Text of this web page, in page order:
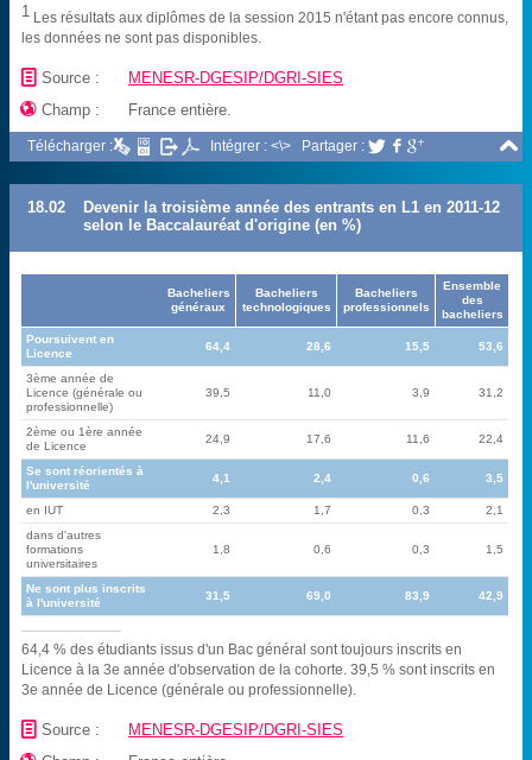
1 Les résultats aux diplômes de la session 2015 n'étant pas encore connus,
les données ne sont pas disponibles.
📄 Source : MENESR-DGESIP/DGRI-SIES
 Champ : France entière.

Télécharger : Intégrer : <\> Partager :   
18.02
Devenir la troisième année des entrants en L1 en 2011-12
selon le Baccalauréat d'origine (en %)
Bacheliers
généraux
Bacheliers
technologiques
Bacheliers
professionnels
Ensemble
des
bacheliers
Poursuivent en
Licence
64,4 28,6 15,5 53,6
3ème année de
Licence (générale ou
professionnelle)
39,5 11,0 3,9 31,2
2ème ou 1ère année
de Licence
24,9 17,6 11,6 22,4
Se sont réorientés à
l'université
4,1 2,4 0,6 3,5
en IUT 2,3 1,7 0,3
2,1
dans d'autres
formations
universitaires
1,8 0,6 0,3 1,5
Ne sont plus inscrits
à l'université
31,5 69,0 83,9 42,9
64,4 % des étudiants issus d'un Bac général sont toujours inscrits en
Licence à la 3e année d'observation de la cohorte. 39,5 % sont inscrits en
3e année de Licence (générale ou professionnelle).
📄 Source : MENESR-DGESIP/DGRI-SIES